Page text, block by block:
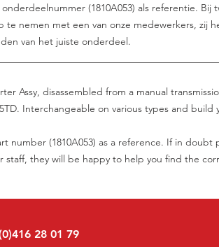
(1810A053) als referentie. Bij
te nemen met een van onze medewerkers, zij
van het juiste onderdeel.
Assy, disassembled from a manual
Interchangeable on various types and build
number (1810A053) as a reference. If in doubt
staff, they will be happy to help you find the
28 01 79